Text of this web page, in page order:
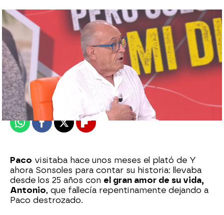
Marta Requejo
Publicado: 07 de julio de 2025, 18:58
WhatsappFacebook
X Flipboard
Paco visitaba hace unos meses el plató de Y
ahora Sonsoles para contar su historia: llevaba
desde los 25 años con el gran amor de su vida,
Antonio, que fallecía repentinamente dejando a
Paco destrozado.